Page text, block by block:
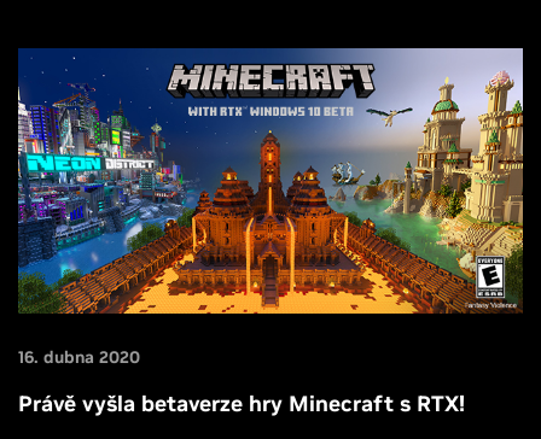
16. dubna 2020
Právě vyšla betaverze hry Minecraft s RTX!